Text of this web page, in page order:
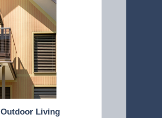
Outdoor Living